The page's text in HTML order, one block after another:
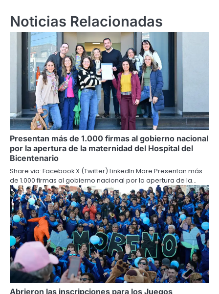
Noticias Relacionadas
Presentan más de 1.000 firmas al gobierno nacional
por la apertura de la maternidad del Hospital del
Bicentenario
Share via: Facebook X (Twitter) LinkedIn More Presentan más
de 1.000 firmas al gobierno nacional por la apertura de la…
Abrieron las inscripciones para los Juegos